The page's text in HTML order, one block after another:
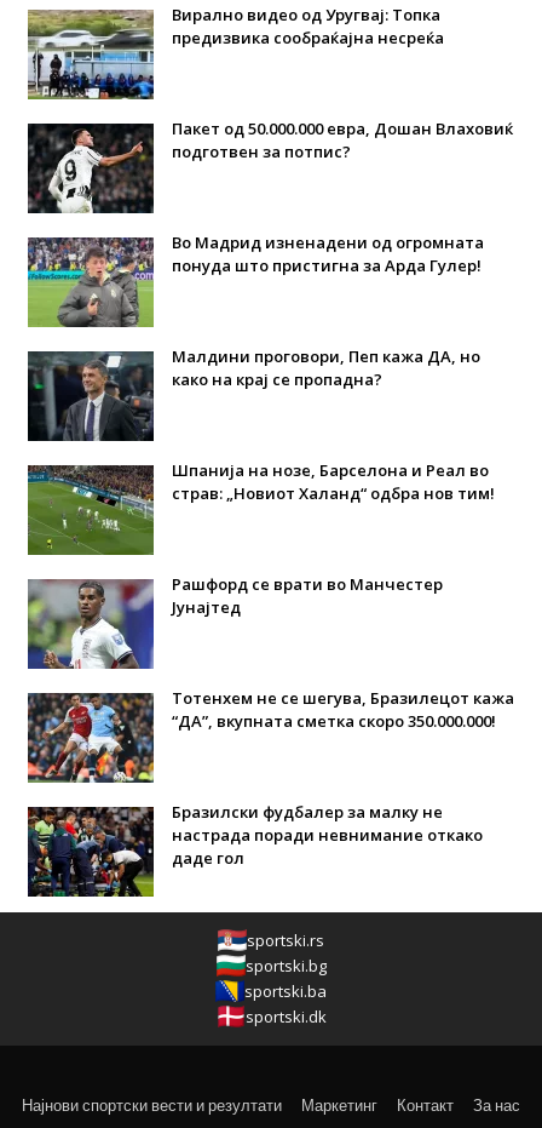
Вирално видео од Уругвај: Топка
предизвика сообраќајна несреќа
Пакет од 50.000.000 евра, Дошан Влаховиќ
подготвен за потпис?
Во Мадрид изненадени од огромната
понуда што пристигна за Арда Гулер!
Малдини проговори, Пеп кажа ДА, но
како на крај се пропадна?
Шпанија на нозе, Барселона и Реал во
страв: „Новиот Халанд“ одбра нов тим!
Рашфорд се врати во Манчестер
Јунајтед
Тотенхем не се шегува, Бразилецот кажа
“ДА”, вкупната сметка скоро 350.000.000!
Бразилски фудбалер за малку не
настрада поради невнимание откако
даде гол
sportski.rs
sportski.bg
sportski.ba
sportski.dk
Најнови спортски вести и резултати Маркетинг Контакт За нас